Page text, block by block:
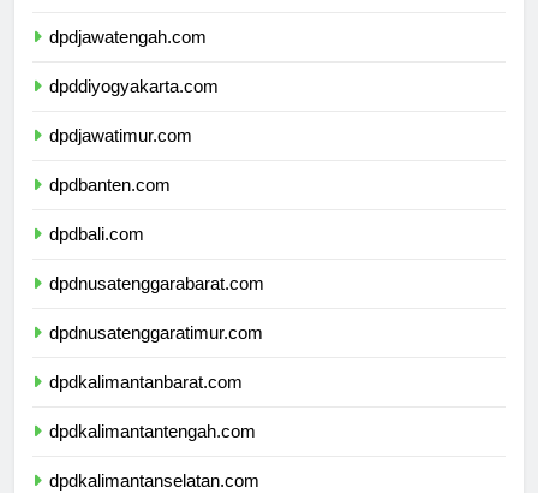
dpdjawatengah.com
dpddiyogyakarta.com
dpdjawatimur.com
dpdbanten.com
dpdbali.com
dpdnusatenggarabarat.com
dpdnusatenggaratimur.com
dpdkalimantanbarat.com
dpdkalimantantengah.com
dpdkalimantanselatan.com